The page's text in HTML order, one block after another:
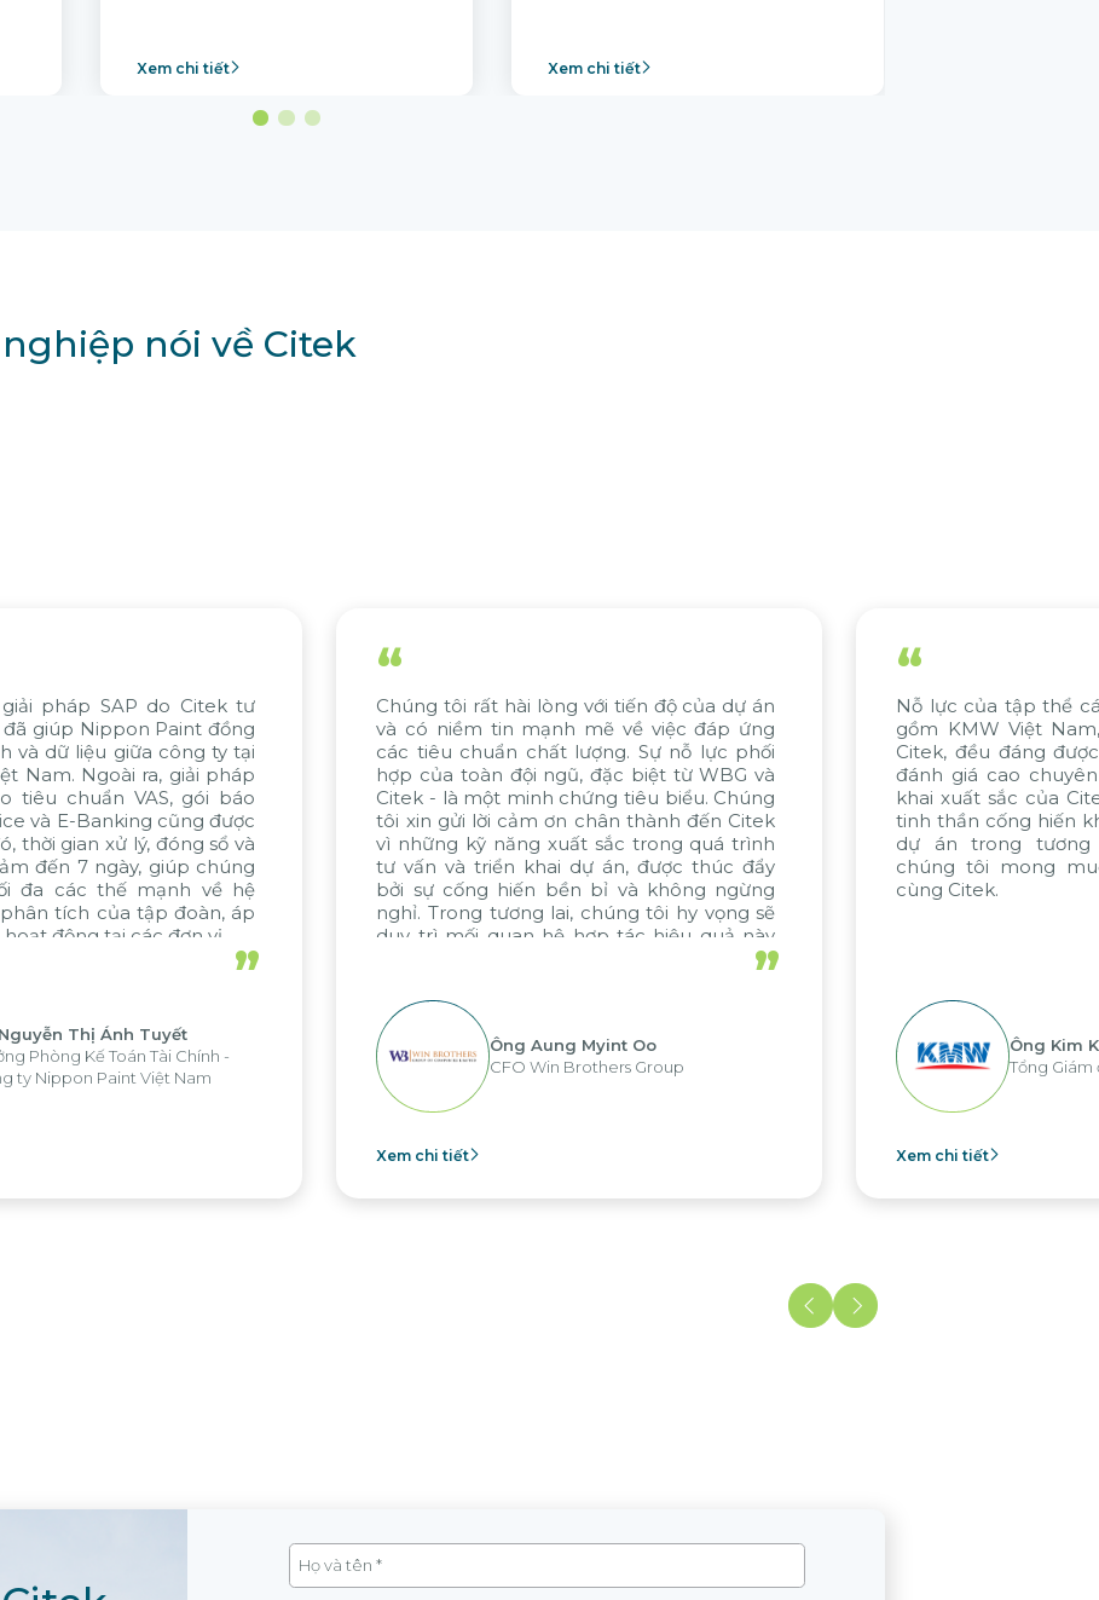
Xem chi tiết Xem chi tiết
nói về Citek
tư
đồng
ty tại
pháp
báo
được
sổ và
chúng
về hệ
áp
vị
-
Chúng tôi rất hài lòng với tiến độ của dự án
và có niềm tin mạnh mẽ về việc đáp ứng
các tiêu chuẩn chất lượng. Sự nỗ lực phối
hợp của toàn đội ngũ, đặc biệt từ WBG và
Citek - là một minh chứng tiêu biểu. Chúng
tôi xin gửi lời cảm ơn chân thành đến Citek
vì những kỹ năng xuất sắc trong quá trình
tư vấn và triển khai dự án, được thúc đẩy
bởi sự cống hiến bền bỉ và không ngừng
nghỉ. Trong tương lai, chúng tôi hy vọng sẽ
duy trì mối quan hệ hợp tác hiệu quả này
với Citek trong các dự án sắp tới.
Ông Aung Myint Oo
CFO Win Brothers Group
Nỗ lực của tập thể các bên liên quan,
gồm KMW Việt Nam, KMW Hàn Quốc
Citek, đều đáng được ghi nhận. Chúng
đánh giá cao chuyên môn tư vấn và
khai xuất sắc của Citek, được thể hiện
tinh thần cống hiến không ngừng. Nếu
dự án trong tương lai được thực
chúng tôi mong muốn tiếp tục hợp
cùng Citek.
Ông Kim Kap Youl
Tổng Giám đốc KMW Việt Nam